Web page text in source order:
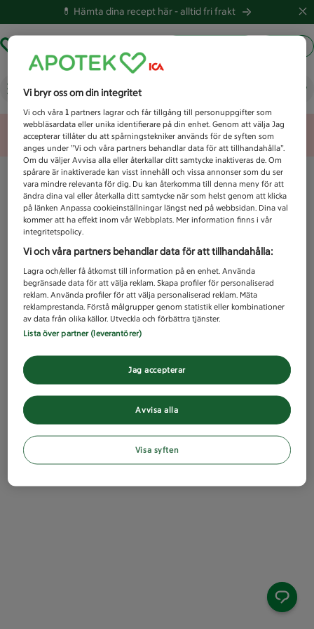
💊 Hämta dina recept här -alltid fri frakt
Vad letar du efter idag?
Unknown error
Vi bryr oss om din integritet
Vi och våra1 partners lagrar och får tillgång till personuppgifter som
webbläsardata eller unika identifierare på din enhet. Genom att välja Jag
accepterar tillåter du att spårningstekniker används för de syften som
anges under ”Vi och våra partners behandlar data för att tillhandahålla”.
Om du väljer Avvisa alla eller återkallar ditt samtycke inaktiveras de. Om
spårare är inaktiverade kan visst innehåll och vissa annonser som du ser
vara mindre relevanta för dig. Du kan återkomma till denna meny för att
ändra dina val eller återkalla ditt samtycke när som helst genom att klicka
på länken Anpassa cookieinställningar längst ned på webbsidan. Dina val
kommer att ha effekt inom vår Webbplats. Mer information finns i vår
integritetspolicy.
Vi och våra partners behandlar data för att tillhandahålla:
Lagra och/eller få åtkomst till information på en enhet. Använda
begränsade data för att välja reklam. Skapa profiler för personaliserad
reklam. Använda profiler för att välja personaliserad reklam. Mäta
reklamprestanda. Förstå målgrupper genom statistik eller kombinationer
av data från olika källor. Utveckla och förbättra tjänster.
Lista över partner (leverantörer)
Avvisa alla
Jag accepterar
Visa syften